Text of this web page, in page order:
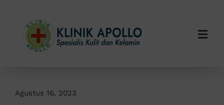
content
Agustus 16, 2023